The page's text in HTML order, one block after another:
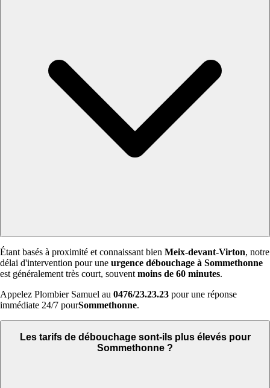
Étant basés à proximité et connaissant bien Meix-devant-Virton, notre
délai d'intervention pour une urgence débouchage à Sommethonne
est généralement très court, souvent moins de 60 minutes.
Appelez Plombier Samuel au 0476/23.23.23 pour une réponse
immédiate 24/7 pourSommethonne.
Les tarifs de débouchage sont-ils plus élevés pour
Sommethonne ?